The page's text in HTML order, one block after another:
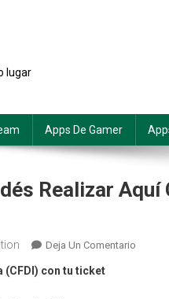
lugar
Apps De Gamer
Realizar Aquí
Deja Un Comentario
(CFDI) con tu ticket